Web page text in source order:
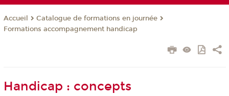
Accueil
Catalogue de formations en journée
Formations accompagnement handicap
Handicap : concepts